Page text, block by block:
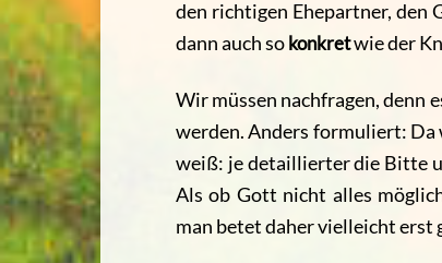
den richtigen Ehepartner, den
dann auch sokonkretwie der
Wir müssen nachfragen, denn
werden. Anders formuliert:
weiß: je detaillierter die Bitte
Als ob Gott nicht alles
man betet daher vielleicht erst